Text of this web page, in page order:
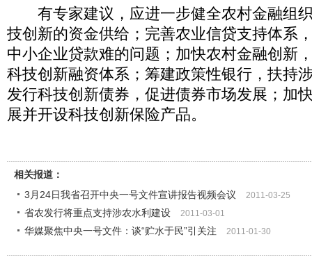
有专家建议，应进一步健全农村金融组
技创新的资金供给；完善农业信贷支持体系
中小企业贷款难的问题；加快农村金融创新
科技创新融资体系；筹建政策性银行，扶持
发行科技创新债券，促进债券市场发展；加
展并开设科技创新保险产品。
相关报道：
3月24日我省召开中央一号文件宣讲报告视频会议
2011-03-25
省农发行将重点支持涉农水利建设 2011-03-01
华媒聚焦中央一号文件：谈“贮水于民”引关注 2011-01-30